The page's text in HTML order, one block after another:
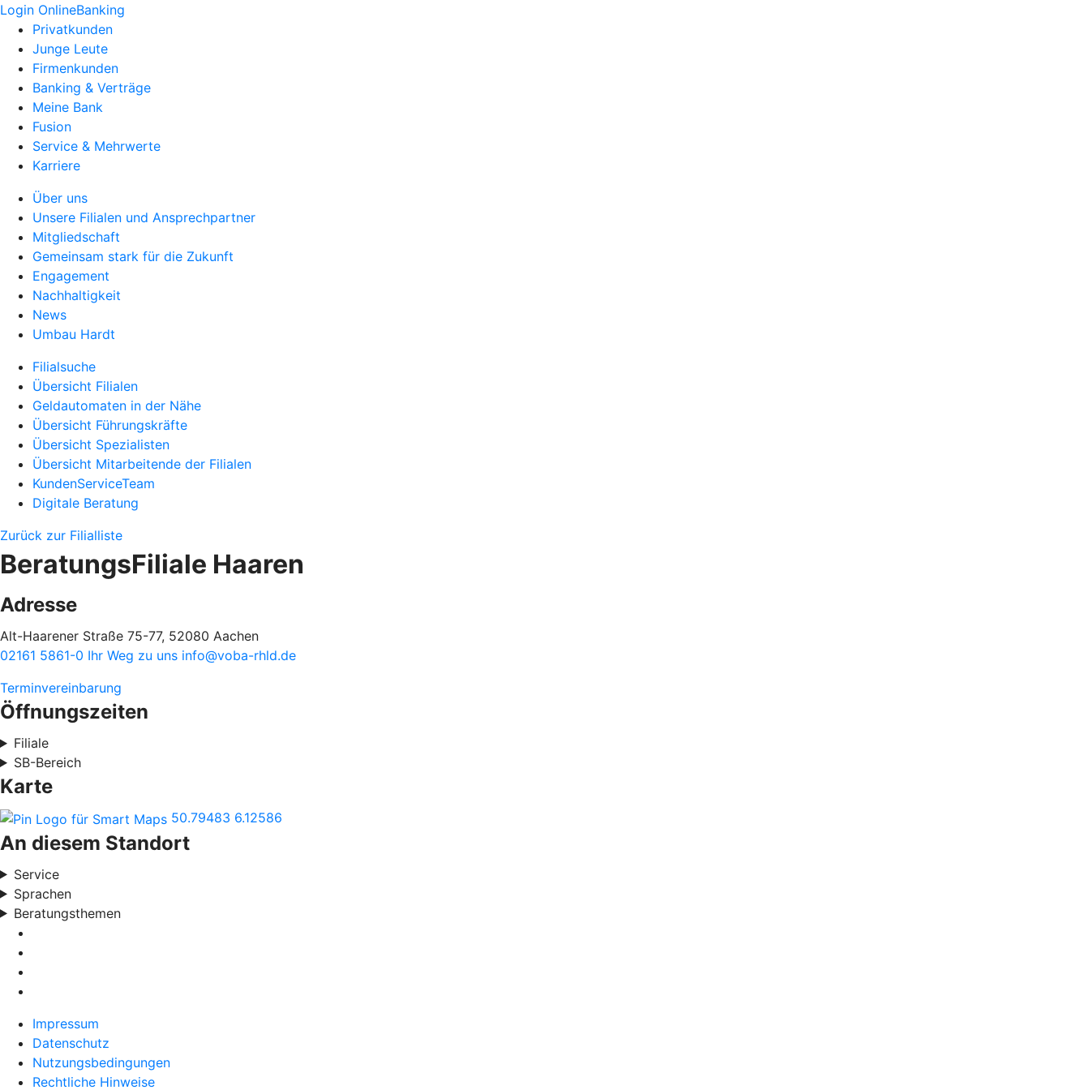
Login OnlineBanking
Privatkunden
Junge Leute
Firmenkunden
Banking & Verträge
Meine Bank
Fusion
Service & Mehrwerte
Karriere
Über uns
Unsere Filialen und Ansprechpartner
Mitgliedschaft
Gemeinsam stark für die Zukunft
Engagement
Nachhaltigkeit
News
Umbau Hardt
Filialsuche
Übersicht Filialen
Geldautomaten in der Nähe
Übersicht Führungskräfte
Übersicht Spezialisten
Übersicht Mitarbeitende der Filialen
KundenServiceTeam
Digitale Beratung
Zurück zur Filialliste
BeratungsFiliale Haaren
Adresse
Alt-Haarener Straße 75-77, 52080 Aachen
02161 5861-0 Ihr Weg zu uns info@voba-rhld.de
Terminvereinbarung
Öffnungszeiten
Filiale
SB-Bereich
Karte
50.79483 6.12586
An diesem Standort
Service
Sprachen
Beratungsthemen
Impressum
Datenschutz
Nutzungsbedingungen
Rechtliche Hinweise